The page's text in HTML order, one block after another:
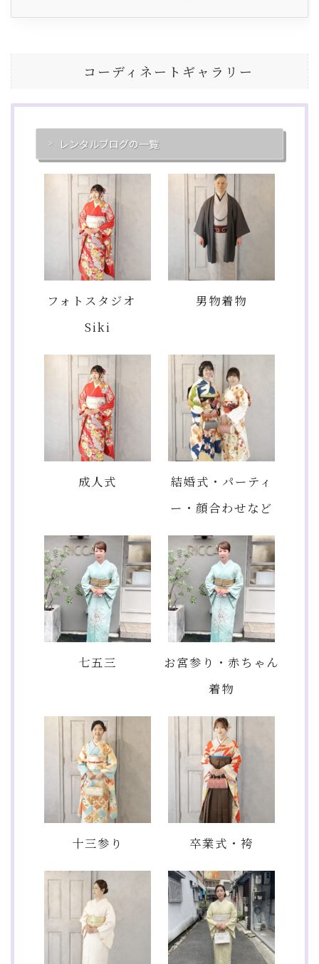
コーディネートギャラリー
レンタルブログの一覧
フォトスタジオ
Siki
男物着物
成人式
結婚式・パーティ
ー・顔合わせなど
七五三
お宮参り・赤ちゃん
着物
十三参り 卒業式・袴